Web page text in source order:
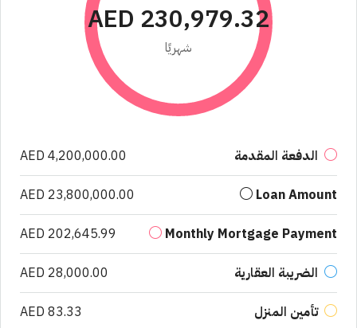
AED 230,979.32
شهريًا
الدفعة المقدمة AED 4,200,000.00
Loan Amount
AED 23,800,000.00
Monthly Mortgage Payment
AED 202,645.99
الضريبة العقارية AED 28,000.00
تأمين المنزل AED 83.33